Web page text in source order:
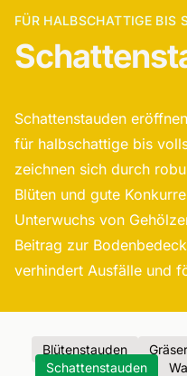
FÜR HALBSCHATTIGE BIS
Schattenstauden
für halbschattige bis
zeichnen sich durch
Blüten und gute
Unterwuchs von
Beitrag zur
verhindert Ausfälle und
Blütenstauden Gräser
Schattenstauden